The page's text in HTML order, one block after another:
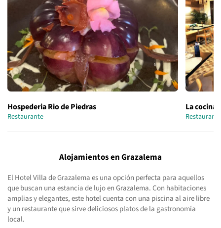
Hospederia Rio de Piedras
Restaurante
La cocina
Restaurante
Alojamientos en Grazalema
El Hotel Villa de Grazalema es una opción perfecta para aquellos
que buscan una estancia de lujo en Grazalema. Con habitaciones
amplias y elegantes, este hotel cuenta con una piscina al aire libre
y un restaurante que sirve deliciosos platos de la gastronomía
local.